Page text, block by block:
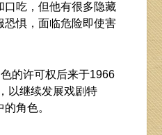
口吃，但他有很多隐藏
恐惧，面临危险即使害
的许可权后来于1966
以继续发展戏剧特
角色。